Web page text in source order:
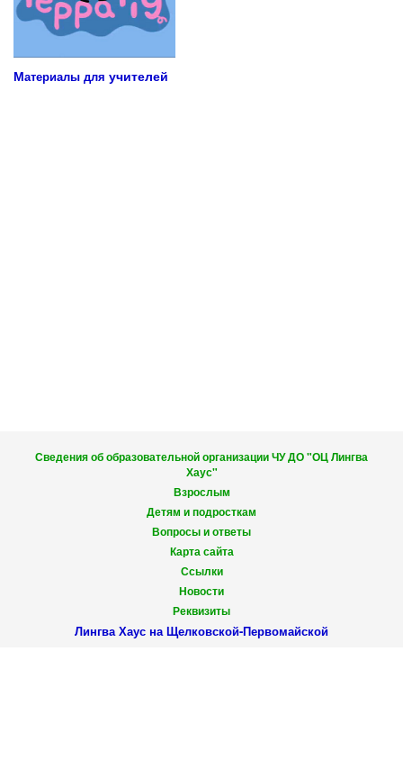
Материалы для учителей
Сведения об образовательной организации ЧУ ДО "ОЦ Лингва
Хаус"
Взрослым
Детям и подросткам
Вопросы и ответы
Карта сайта
Ссылки
Новости
Реквизиты
Лингва Хаус на Щелковской-Первомайской